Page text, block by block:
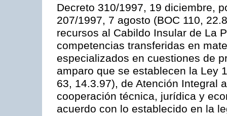
Decreto 310/1997, 19 diciembre,
207/1997, 7 agosto (BOC 110,
recursos al Cabildo Insular de La
competencias transferidas en
especializados en cuestiones de
amparo que se establecen la Ley
63, 14.3.97), de Atención Integral
cooperación técnica, jurídica y
acuerdo con lo establecido en la